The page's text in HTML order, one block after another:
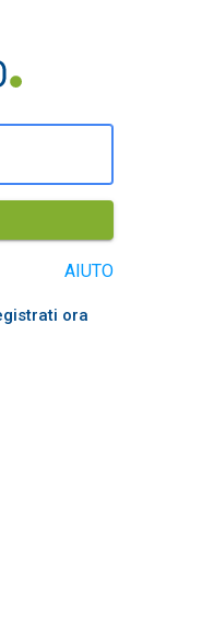
AIUTO
ora